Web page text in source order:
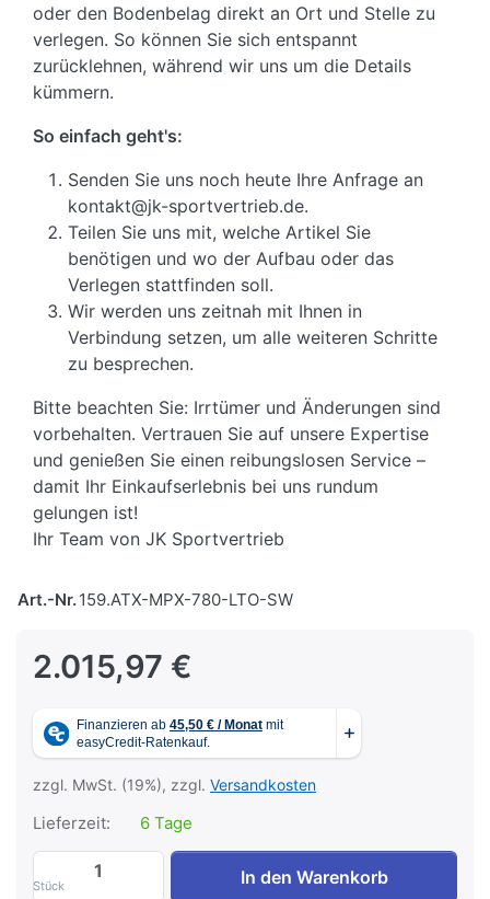
oder den Bodenbelag direkt an Ort und Stelle zu
verlegen. So können Sie sich entspannt
zurücklehnen, während wir uns um die Details
kümmern.
So einfach geht's:
Senden Sie uns noch heute Ihre Anfrage an
kontakt@jk-sportvertrieb.de.
Teilen Sie uns mit, welche Artikel Sie
benötigen und wo der Aufbau oder das
Verlegen stattfinden soll.
Wir werden uns zeitnah mit Ihnen in
Verbindung setzen, um alle weiteren Schritte
zu besprechen.
Bitte beachten Sie: Irrtümer und Änderungen sind
vorbehalten. Vertrauen Sie auf unsere Expertise
und genießen Sie einen reibungslosen Service –
damit Ihr Einkaufserlebnis bei uns rundum
gelungen ist!
Ihr Team von JK Sportvertrieb
Art.-Nr.159.ATX-MPX-780-LTO-SW
2.015,97 €
zzgl. MwSt. (19%), zzgl. Versandkosten
Lieferzeit: 6 Tage
Stück
ATX® Multipresse-Rack 780
In den Warenkorb